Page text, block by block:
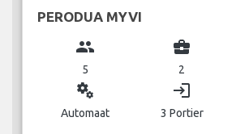
PERODUA MYVI
group
5
business_center
2
miscellaneous_services
Automaat
login
3 Portier